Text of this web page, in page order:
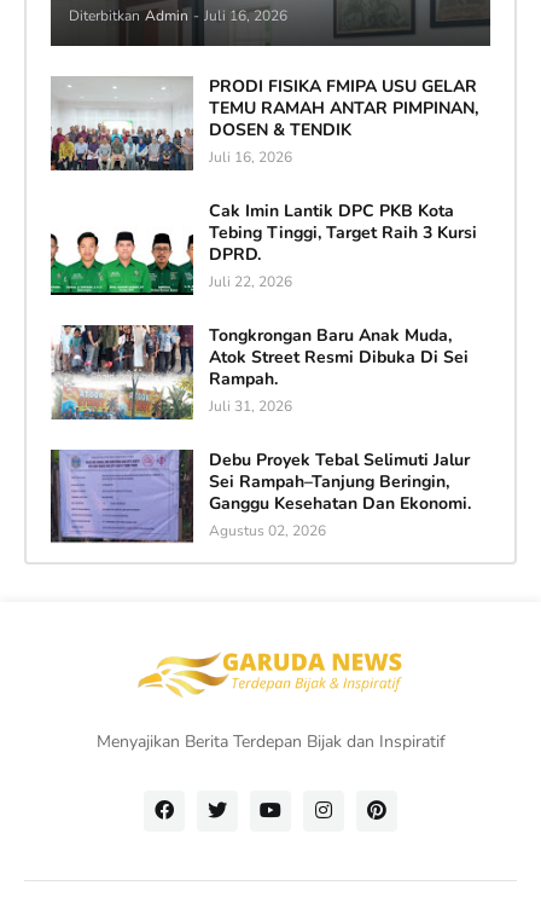
Diterbitkan Admin - Juli 16, 2026
PRODI FISIKA FMIPA USU GELAR
TEMU RAMAH ANTAR PIMPINAN,
DOSEN & TENDIK
Juli 16, 2026
Cak Imin Lantik DPC PKB Kota
Tebing Tinggi, Target Raih 3 Kursi
DPRD.
Juli 22, 2026
Tongkrongan Baru Anak Muda,
Atok Street Resmi Dibuka Di Sei
Rampah.
Juli 31, 2026
Debu Proyek Tebal Selimuti Jalur
Sei Rampah–Tanjung Beringin,
Ganggu Kesehatan Dan Ekonomi.
Agustus 02, 2026
Menyajikan Berita Terdepan Bijak dan Inspiratif